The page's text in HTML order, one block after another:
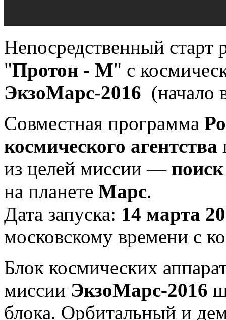
Непосредственный старт
"Протон - М" с
ЭкзоМарс-2016 (начало
Совместная программа
космического агентства
из целей миссии —
на планете Марс.
Дата запуска: 14 марта
московскому времени с
Блок космических
миссии ЭкзоМарс-2016
блока. Орбитальный и